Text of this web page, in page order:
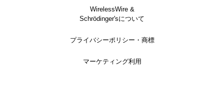
WirelessWire &
Schrödinger'sについて
プライバシーポリシー・商標
マーケティング利用